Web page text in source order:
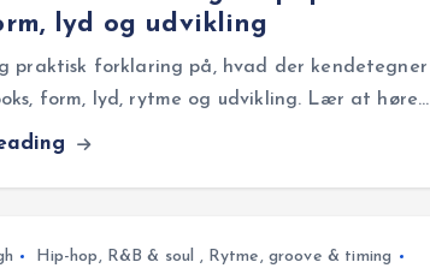
lyd og udvikling
praktisk forklaring på, hvad der kendetegner
form, lyd, rytme og udvikling. Lær at høre…
Hip-hop, R&B & soul , Rytme, groove & timing